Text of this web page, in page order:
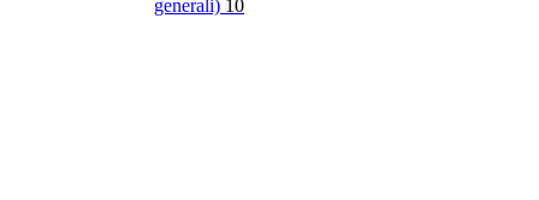
generali) 10